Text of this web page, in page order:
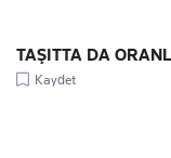
TAŞITTA DA
Kaydet